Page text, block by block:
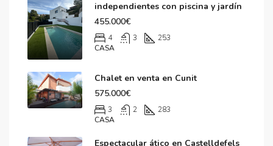
independientes con piscina y jardín
455.000€
4 3
253
CASA
Chalet en venta en Cunit
575.000€
3 2
283
CASA
Espectacular ático en Castelldefels